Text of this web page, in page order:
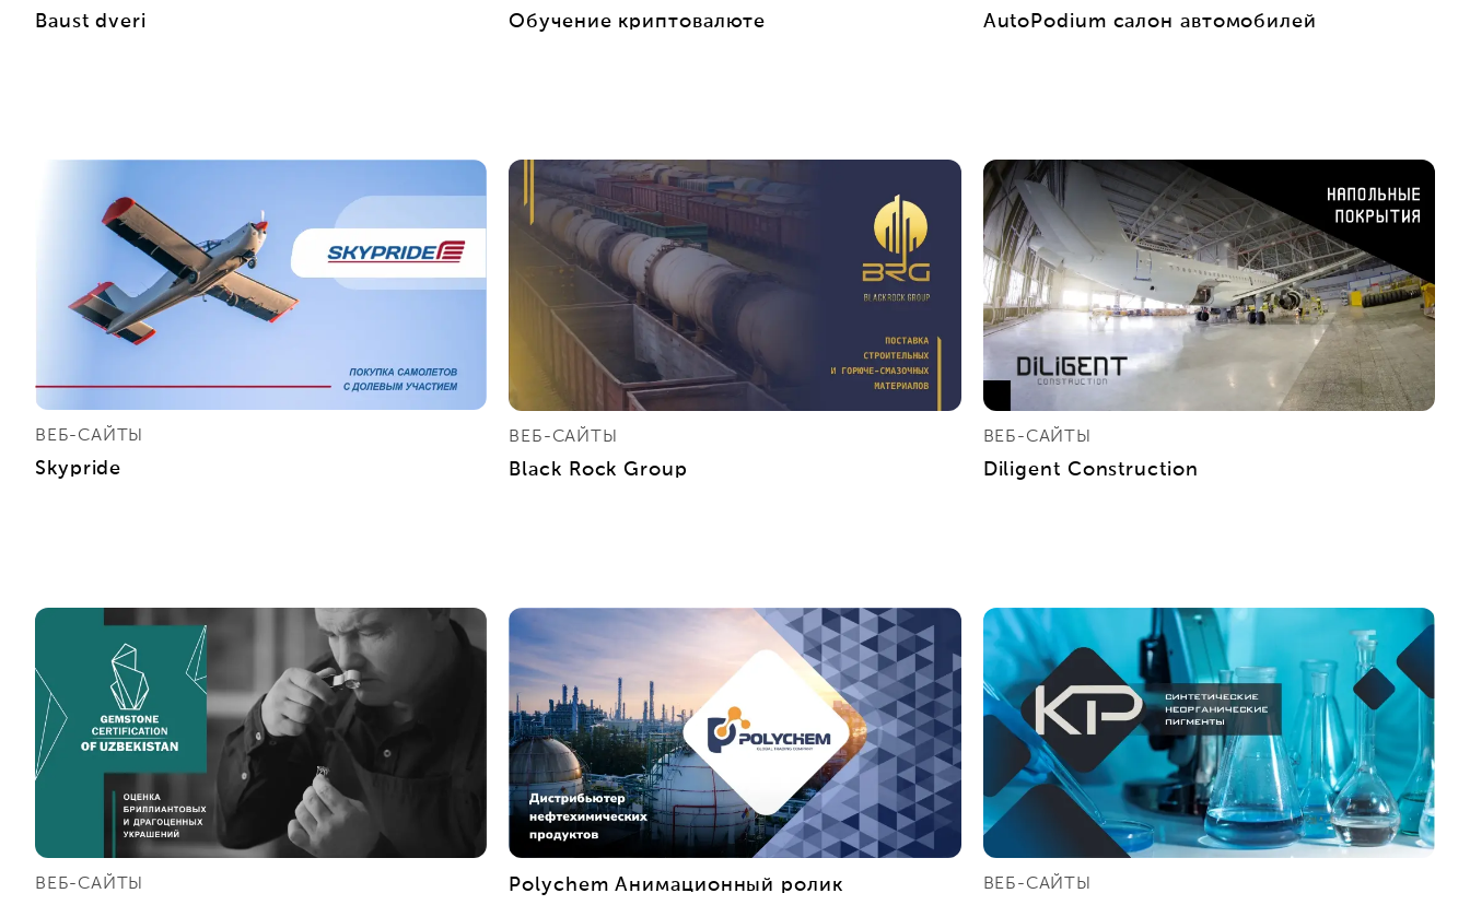
Baust dveri Обучение криптовалюте AutoPodium салон автомобилей
ВЕБ-САЙТЫ
Skypride
ВЕБ-САЙТЫ
Black Rock Group
ВЕБ-САЙТЫ
Diligent Construction
ВЕБ-САЙТЫ Polychem Анимационный ролик ВЕБ-САЙТЫ